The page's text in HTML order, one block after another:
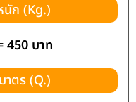
นัก (Kg.)
450 บาท
ตร (Q.)